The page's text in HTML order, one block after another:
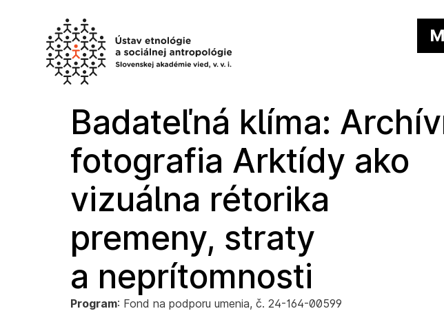
Badateľná klíma:
fotografia Arktídy ako
vizuálna rétorika
premeny, straty
a neprítomnosti
Program: Fond na podporu umenia, č. 24-164-00599